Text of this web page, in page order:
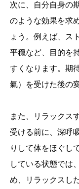
次に、自分自身の
のような効果を求
ょう。例えば、ス
平穏など、目的を
すくなります。期
氣）を受けた後の
また、リラックス
受ける前に、深呼
りして体をほぐし
している状態では
め、リラックスし